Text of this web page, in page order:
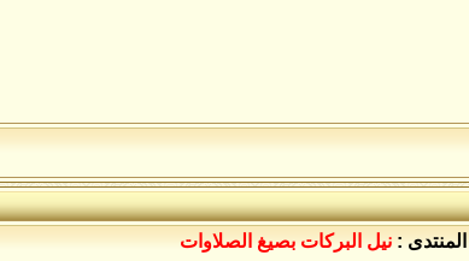
المنتدى : نيل البركات بصيغ الصلاوات